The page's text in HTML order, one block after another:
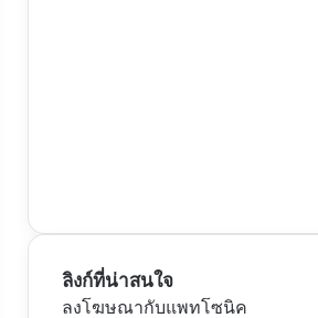
ลิงก์ที่น่าสนใจ
ลงโฆษณากับแพทโซนิค